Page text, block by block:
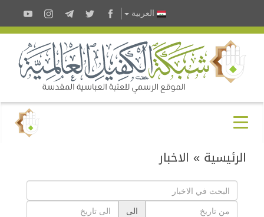
العربية
الرئيسية » الاخبار
الى